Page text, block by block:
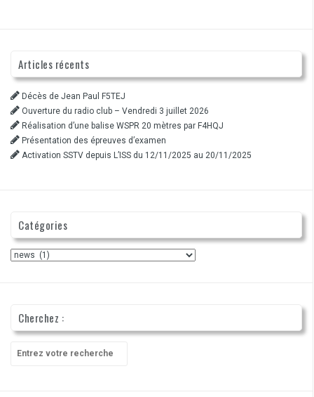
Articles récents
Décès de Jean Paul F5TEJ
Ouverture du radio club – Vendredi 3 juillet 2026
Réalisation d’une balise WSPR 20 mètres par F4HQJ
Présentation des épreuves d’examen
Activation SSTV depuis L’ISS du 12/11/2025 au 20/11/2025
Catégories
Catégories
Cherchez :
pour